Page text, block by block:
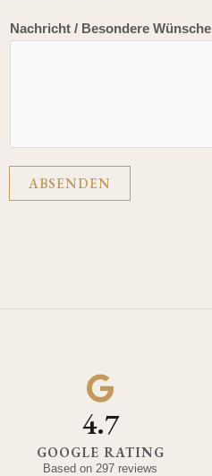
s
Nachricht / Besondere Wünsche
ABSENDEN
4.7
GOOGLE RATING
Based on 297 reviews